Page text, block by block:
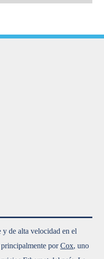
y de alta velocidad en el
porCox, uno